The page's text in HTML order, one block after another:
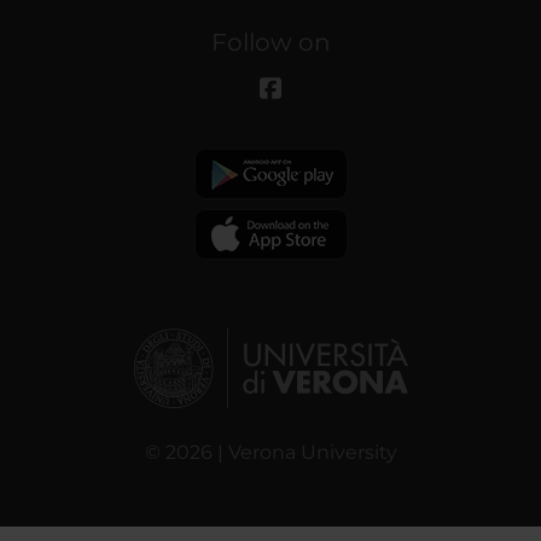
Follow on
© 2026 | Verona University